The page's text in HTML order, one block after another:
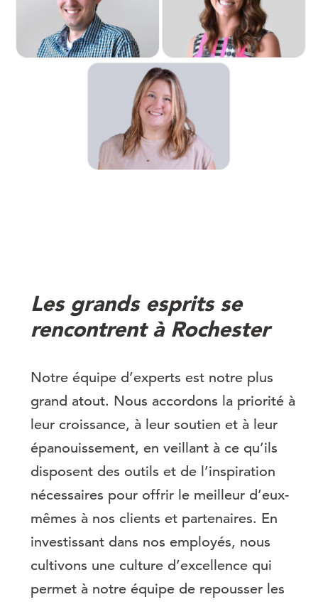
Les grands esprits se
rencontrent à Rochester
Notre équipe d’experts est notre plus
grand atout. Nous accordons la priorité à
leur croissance, à leur soutien et à leur
épanouissement, en veillant à ce qu’ils
disposent des outils et de l’inspiration
nécessaires pour offrir le meilleur d’eux-
mêmes à nos clients et partenaires. En
investissant dans nos employés, nous
cultivons une culture d’excellence qui
permet à notre équipe de repousser les